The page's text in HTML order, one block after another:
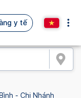
y tế
- Chi Nhánh